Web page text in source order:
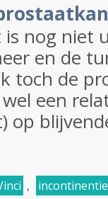
nog niet
en de
toch de
een
op
,
incontinentie